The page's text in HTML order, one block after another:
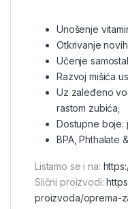
Unošenje
Otkrivanje
Učenje
Razvoj mišića
Uz zaleđeno
rastom zubića;
Dostupne boje:
BPA, Phthalate
Listamo se i na:
Slični proizvodi:
proizvoda/oprema-